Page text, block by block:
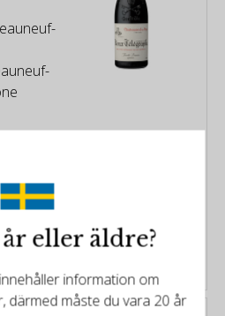
eller äldre?
information om
därmed måste du vara 20 år